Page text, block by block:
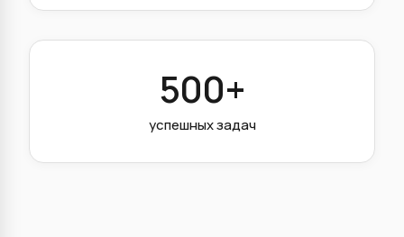
500+
успешных задач